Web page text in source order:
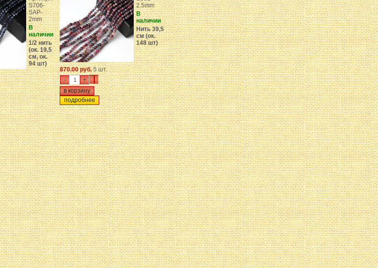
S706-
SAP-
2mm
В
наличии
1/2 нить
(ок. 19,5
см, ок.
94 шт)
2.5mm
В
наличии
Нить 39,5
см (ок.
148 шт)
870.00 руб.5 шт.
- +
подробнее